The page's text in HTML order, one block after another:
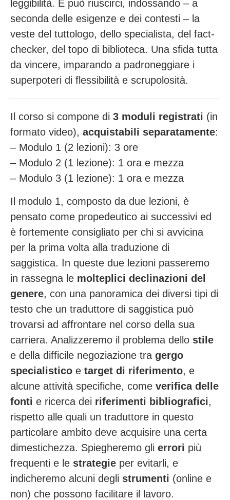
leggibilità. E può riuscirci, indossando – a
seconda delle esigenze e dei contesti – la
veste del tuttologo, dello specialista, del fact-
checker, del topo di biblioteca. Una sfida tutta
da vincere, imparando a padroneggiare i
superpoteri di flessibilità e scrupolosità.
Il corso si compone di 3 moduli registrati (in
formato video), acquistabili separatamente:
– Modulo 1 (2 lezioni): 3 ore
– Modulo 2 (1 lezione): 1 ora e mezza
– Modulo 3 (1 lezione): 1 ora e mezza
Il modulo 1, composto da due lezioni, è
pensato come propedeutico ai successivi ed
è fortemente consigliato per chi si avvicina
per la prima volta alla traduzione di
saggistica. In queste due lezioni passeremo
in rassegna le molteplici declinazioni del
genere, con una panoramica dei diversi tipi di
testo che un traduttore di saggistica può
trovarsi ad affrontare nel corso della sua
carriera. Analizzeremo il problema dello stile
e della difficile negoziazione tra gergo
specialistico e target di riferimento, e
alcune attività specifiche, come verifica delle
fonti e ricerca dei riferimenti bibliografici,
rispetto alle quali un traduttore in questo
particolare ambito deve acquisire una certa
dimestichezza. Spiegheremo gli errori più
frequenti e le strategie per evitarli, e
indicheremo alcuni degli strumenti (online e
non) che possono facilitare il lavoro.